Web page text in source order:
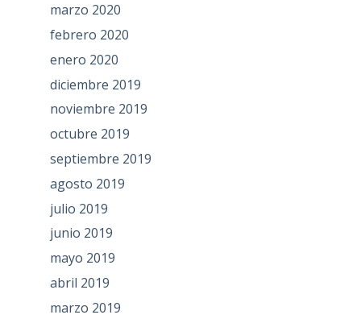
marzo 2020
febrero 2020
enero 2020
diciembre 2019
noviembre 2019
octubre 2019
septiembre 2019
agosto 2019
julio 2019
junio 2019
mayo 2019
abril 2019
marzo 2019